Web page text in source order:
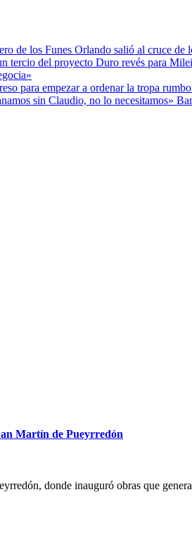
Orlando salió al cruce de
Duro revés para
Martín de Pueyrredón
donde inauguró obras que